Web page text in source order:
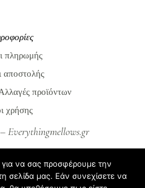
πληρωμής
αποστολής
προϊόντων
χρήσης
Everythingmellows.gr
Blog
να σας προσφέρουμε την
σελίδα μας. Εάν συνεχίσετε να